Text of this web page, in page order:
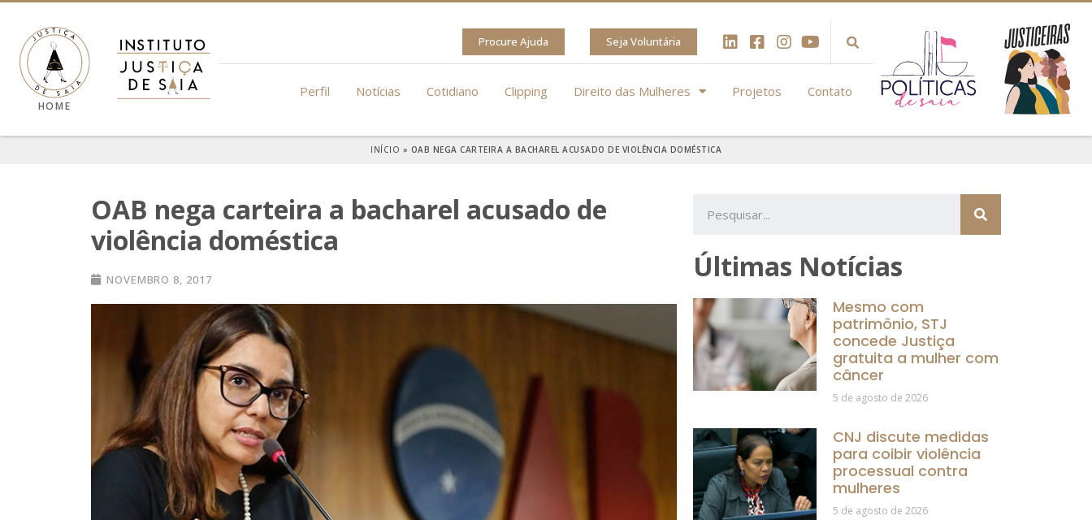
HOME
Procure Ajuda Seja Voluntária
Perfil Notícias Cotidiano Clipping Direito das Mulheres Projetos Contato
INÍCIO » OAB NEGA CARTEIRA A BACHAREL ACUSADO DE VIOLÊNCIA DOMÉSTICA
OAB nega carteira a bacharel acusado de
violência doméstica
NOVEMBRO 8, 2017 Últimas Notícias
Mesmo com
patrimônio, STJ
concede Justiça
gratuita a mulher com
câncer
5 de agosto de 2026
CNJ discute medidas
para coibir violência
processual contra
mulheres
5 de agosto de 2026